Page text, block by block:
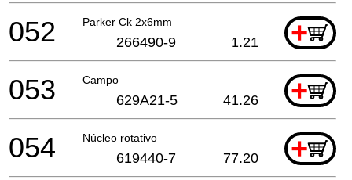
Parker Ck 2x6mm +
052 266490-9 1.21
Campo +
053 629A21-5 41.26
Núcleo rotativo +
054 619440-7 77.20